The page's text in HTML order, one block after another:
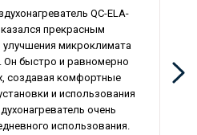
QC-ELA-
прекрасным
улучшения микроклимата
быстро и равномерно
создавая комфортные
и использования
очень
использования.